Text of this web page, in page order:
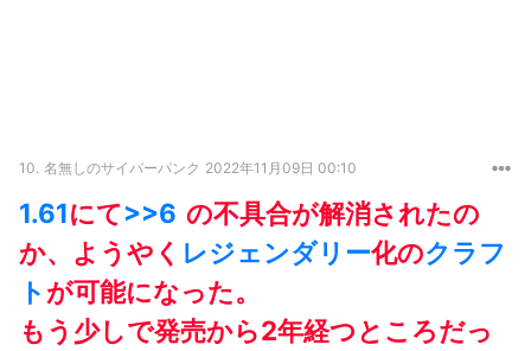
10. 名無しのサイバーパンク 2022年11月09日 00:10
1.61にて>>6 の不具合が解消されたの
か、ようやく レジェンダリー化のクラフ
ト が可能になった。
もう少しで発売から2年経つところだっ